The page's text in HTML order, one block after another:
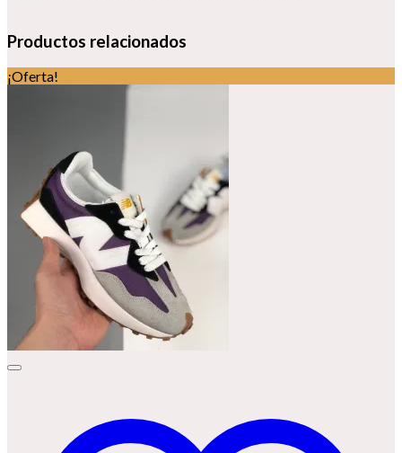
Productos relacionados
¡Oferta!